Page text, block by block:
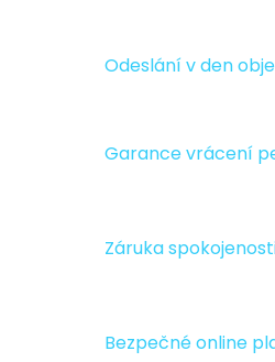
Odeslání v den
Garance vrácení
Záruka
Bezpečné online